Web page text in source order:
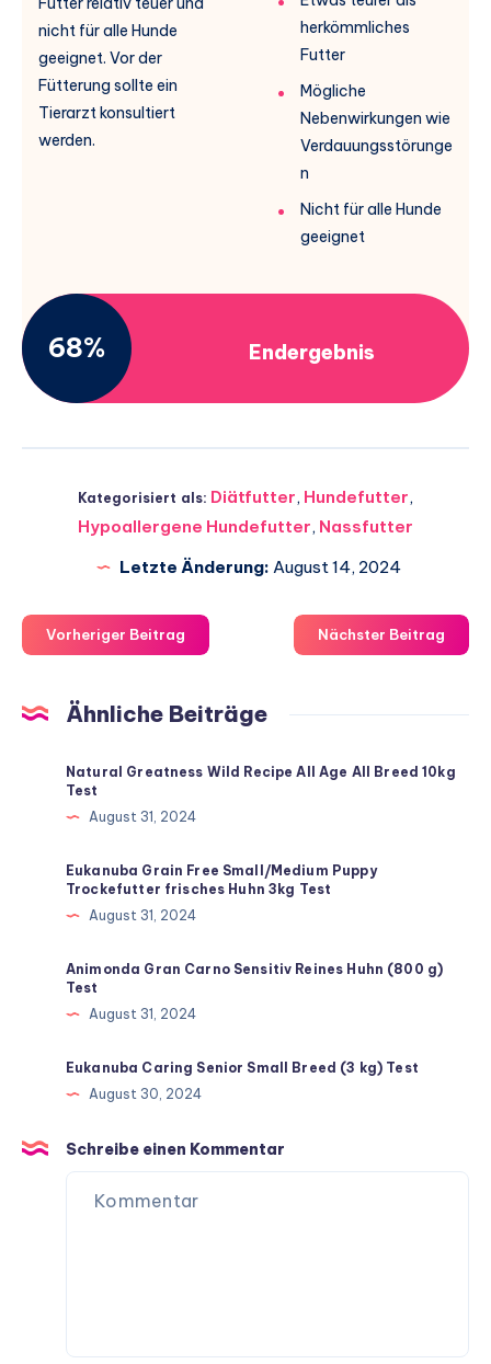
nicht für alle Hunde
geeignet. Vor der
Fütterung sollte ein
Tierarzt konsultiert
werden.
herkömmliches
Futter
Mögliche
Nebenwirkungen wie
Verdauungsstörunge
n
Nicht für alle Hunde
geeignet
68% Endergebnis
Kategorisiert als: Diätfutter, Hundefutter,
Hypoallergene Hundefutter, Nassfutter
Letzte Änderung: August 14, 2024
Vorheriger Beitrag Nächster Beitrag
Ähnliche Beiträge
Natural Greatness Wild Recipe All Age All Breed 10kg
Test
August 31, 2024
Eukanuba Grain Free Small/Medium Puppy
Trockefutter frisches Huhn 3kg Test
August 31, 2024
Animonda Gran Carno Sensitiv Reines Huhn (800 g)
Test
August 31, 2024
Eukanuba Caring Senior Small Breed (3 kg) Test
August 30, 2024
Schreibe einen Kommentar